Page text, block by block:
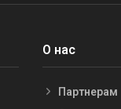
О нас
Партнерам